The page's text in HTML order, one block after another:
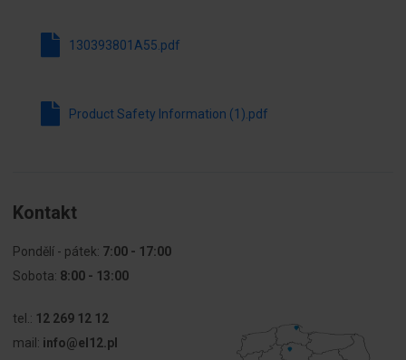
Do układów
bezpieczeństwa
prąd pracy Ie
dla AC-15,
ochrony (IP)
Stopień
ochrony
(NEMA)
Inne
130393801A55.pdf
Product Safety Information (1).pdf
Kontakt
Pondělí - pátek: 7:00 - 17:00
Sobota: 8:00 - 13:00
tel.: 12 269 12 12
mail: info@el12.pl